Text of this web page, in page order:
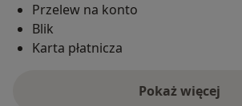
Przelew na konto
Blik
Karta płatnicza
Pokaż więcej
o adresie